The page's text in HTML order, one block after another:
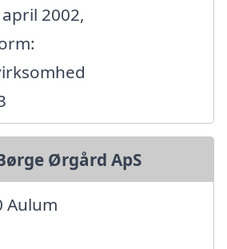
2002,
Ørgård ApS
Aulum